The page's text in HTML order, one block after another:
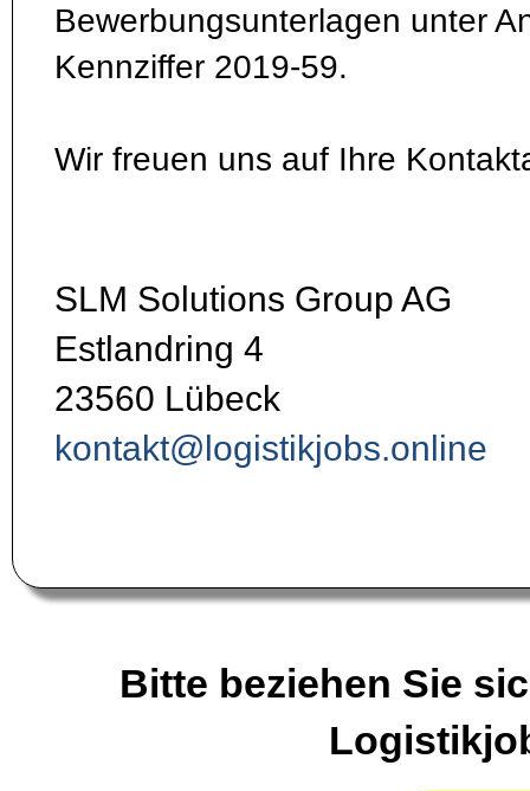
Bewerbungsunterlagen unter
Kennziffer 2019-59.
Wir freuen uns auf Ihre
SLM Solutions Group AG
Estlandring 4
23560 Lübeck
kontakt@logistikjobs.online
Bitte beziehen Sie